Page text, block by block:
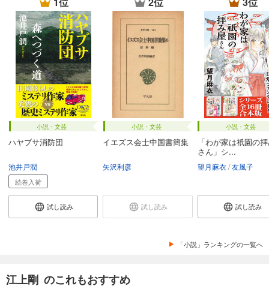
小説・文芸
ハヤブサ消防団
池井戸潤
続巻入荷
試し読み
小説・文芸
イエズス会士中国書簡集
矢沢利彦
試し読み
小説・文芸
「わが家は祇園の
さん」シ...
望月麻衣 友風子
試し読み
「小説」ランキングの一覧へ
江上剛 のこれもおすすめ